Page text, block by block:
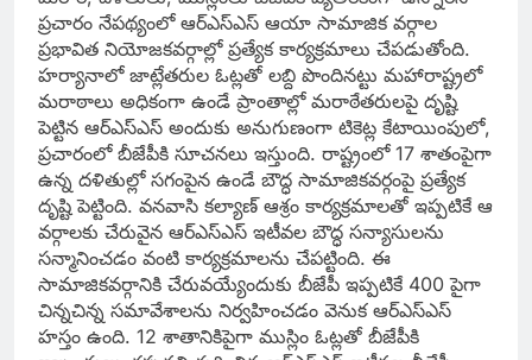
ప్రచారం నేపథ్యంలో ఆర్ఎస్ఎస్ ఆయా సామాజిక వర్గాల
ప్రభావిత నియోజకవర్గాల్లో ప్రత్యేక కార్యక్రమాలు చేపడుతోంది.
హర్యానాలో జాట్లేతరుల ఓట్లతో లబ్ది పొందినట్టు మహారాష్ట్రలో
మరాఠాలు అధికంగా ఉండే ప్రాంతాల్లో మరాఠేతరులపై దృష్టి
పెట్టిన ఆర్ఎస్ఎస్ అందుకు అనుగుణంగా టికెట్ల కేటాయింపులో,
ప్రచారంలో బీజేపీకి సూచనలు ఇస్తుంది. రాష్ట్రంలో 17 శాతంపైగా
ఉన్న దళితుల్లో సగంపైన ఉండే బౌద్ధ సామాజికవర్గంపై ప్రత్యేక
దృష్టి పెట్టింది. వనవాసి కల్యాణ్ ఆశ్రం కార్యక్రమాలతో ఇప్పటికే ఆ
వర్గాలకు చేరువైన ఆర్ఎస్ఎస్ ఇటీవల బౌద్ధ సన్యాసులను
సన్మానించడం వంటి కార్యక్రమాలను చేపట్టింది. ఈ
సామాజికవర్గానికి చేరువయ్యేందుకు బీజేపీ ఇప్పటికే 400 పైగా
చిన్నచిన్న సమావేశాలను నిర్వహించడం వెనుక ఆర్ఎస్ఎస్
హస్తం ఉంది. 12 శాతానికిపైగా ముస్లిం ఓట్లతో బీజేపీకి